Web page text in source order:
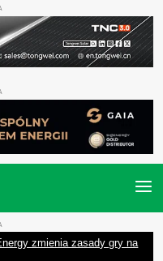
zmienia zasady gry na